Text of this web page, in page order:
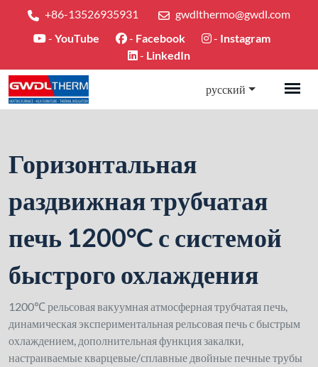
+86-13526935931
gwdlthermo@gwdl.com
- YouTube - Facebook - Instagram
- LinkedIn
русский
Горизонтальная
раздвижная трубчатая
печь 1200°C с системой
быстрого охлаждения
1200℃ рельсовая вакуумная атмосферная трубчатая печь,
динамическая экспериментальная рельсовая печь с быстрым
охлаждением, дополнительная функция закалки,
настраиваемые кварцевые/сплавные двойные печные трубы